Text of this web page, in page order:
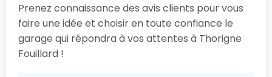
Prenez connaissance des avis clients pour vous
faire une idée et choisir en toute confiance le
garage qui répondra à vos attentes à Thorigne
Fouillard !